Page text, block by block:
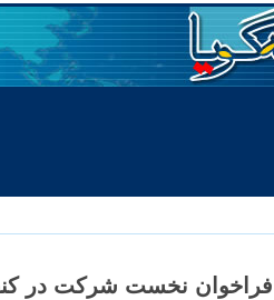
فراخوان نخست شرکت در